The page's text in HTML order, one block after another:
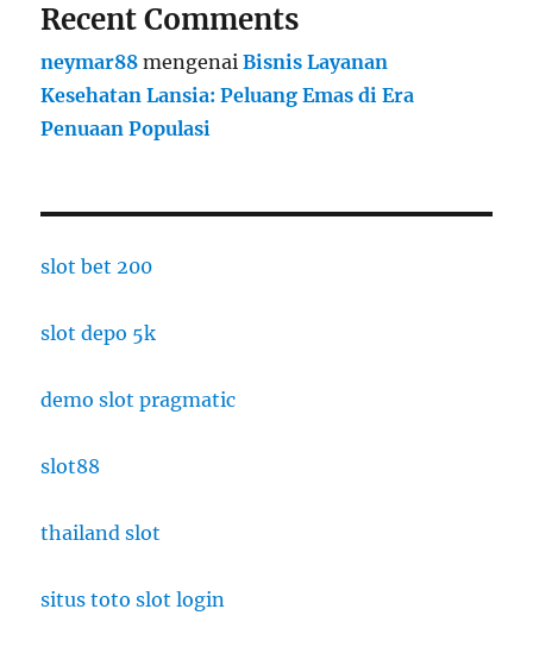
Recent Comments
neymar88 mengenaiBisnis Layanan
Kesehatan Lansia: Peluang Emas di Era
Penuaan Populasi
slot bet 200
slot depo 5k
demo slot pragmatic
slot88
thailand slot
situs toto slot login